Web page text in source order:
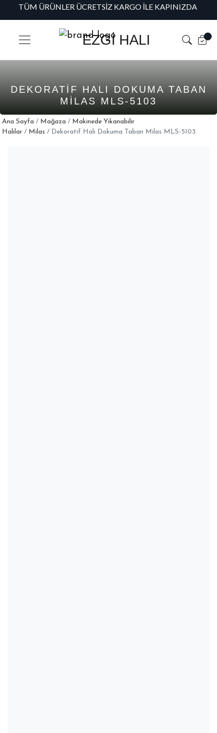
TÜM ÜRÜNLER ÜCRETSIZ KARGO İLE KAPINIZDA
EZGİ HALI
DEKORATIF HALI DOKUMA TABAN
MILAS MLS-5103
Ana Sayfa / Mağaza / Makinede Yıkanabilir
Halılar / Milas / Dekoratif Halı Dokuma Taban Milas MLS-5103